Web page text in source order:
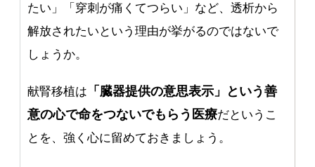
たい」「穿刺が痛くてつらい」など、透析から
解放されたいという理由が挙がるのではないで
しょうか。
献腎移植は 「臓器提供の意思表示」という善
意の心で命をつないでもらう医療だというこ
とを、強く心に留めておきましょう。